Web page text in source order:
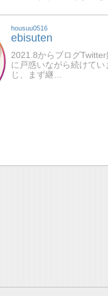
housuu0516
ebisuten
2021.8からブログ
に戸惑いながら続けて
じ、まず継…